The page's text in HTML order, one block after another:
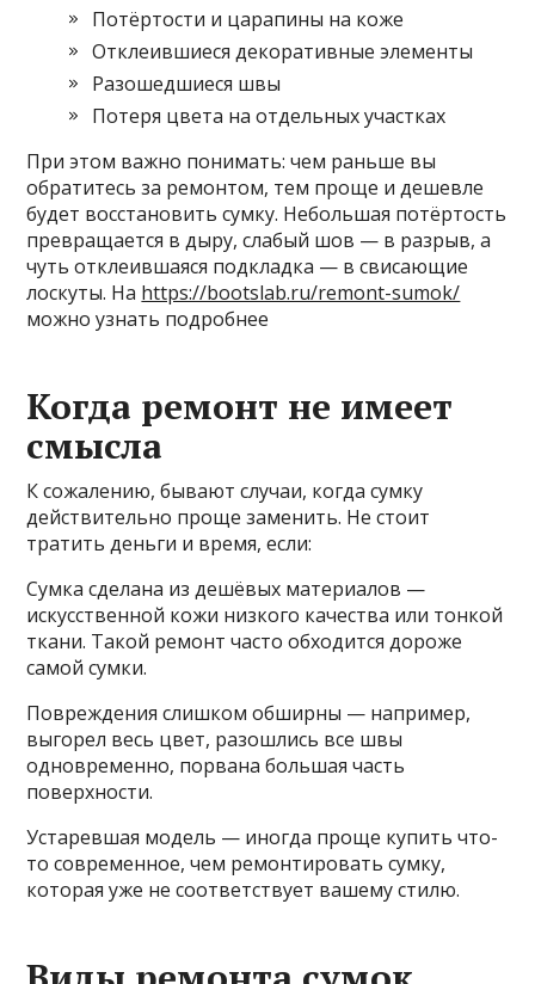
Потёртости и царапины на коже
Отклеившиеся декоративные элементы
Разошедшиеся швы
Потеря цвета на отдельных участках
При этом важно понимать: чем раньше вы
обратитесь за ремонтом, тем проще и дешевле
будет восстановить сумку. Небольшая потёртость
превращается в дыру, слабый шов — в разрыв, а
чуть отклеившаяся подкладка — в свисающие
лоскуты. На https://bootslab.ru/remont-sumok/
можно узнать подробнее
Когда ремонт не имеет
смысла
К сожалению, бывают случаи, когда сумку
действительно проще заменить. Не стоит
тратить деньги и время, если:
Сумка сделана из дешёвых материалов —
искусственной кожи низкого качества или тонкой
ткани. Такой ремонт часто обходится дороже
самой сумки.
Повреждения слишком обширны — например,
выгорел весь цвет, разошлись все швы
одновременно, порвана большая часть
поверхности.
Устаревшая модель — иногда проще купить что-
то современное, чем ремонтировать сумку,
которая уже не соответствует вашему стилю.